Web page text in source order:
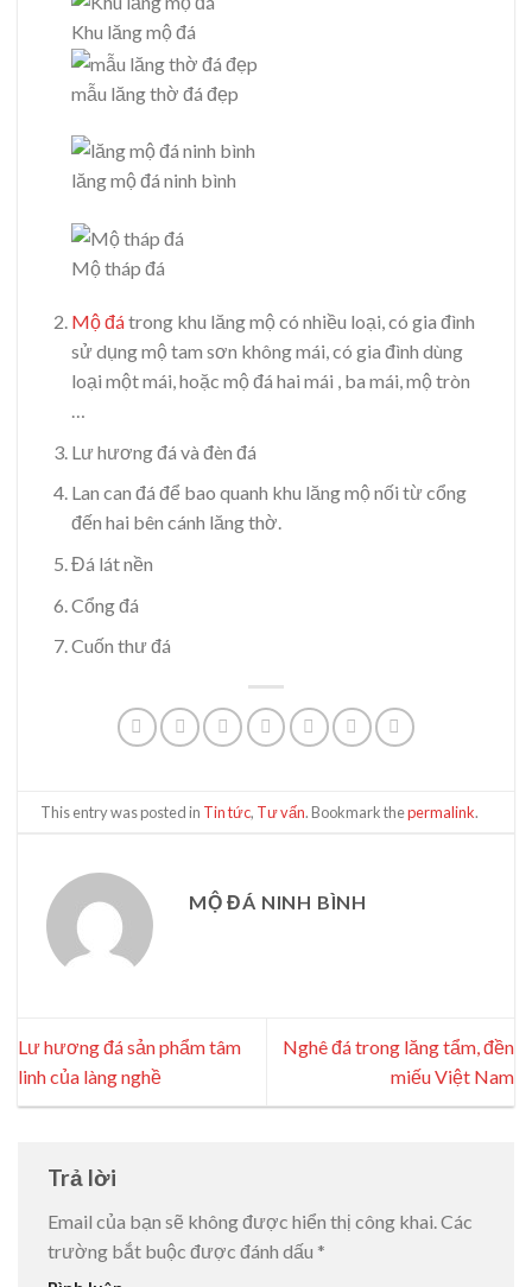
Khu lăng mộ đá
mẫu lăng thờ đá đẹp
lăng mộ đá ninh bình
Mộ tháp đá
Mộ đátrong khu lăng mộ có nhiều loại, có gia đình
sử dụng mộ tam sơn không mái, có gia đình dùng
loại một mái, hoặc mộ đá hai mái , ba mái, mộ tròn
…
Lư hương đá và đèn đá
Lan can đá để bao quanh khu lăng mộ nối từ cổng
đến hai bên cánh lăng thờ.
Đá lát nền
Cổng đá
Cuốn thư đá
This entry was posted in Tin tức, Tư vấn. Bookmark thepermalink.
MỘ ĐÁ NINH BÌNH
Lư hương đá sản phẩm tâm
linh của làng nghề
Nghê đá trong lăng tẩm, đền
miếu Việt Nam
Trả lời
Email của bạn sẽ không được hiển thị công khai.Các
trường bắt buộc được đánh dấu *